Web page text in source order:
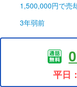
1,500,000円で売
3年弱前
平日